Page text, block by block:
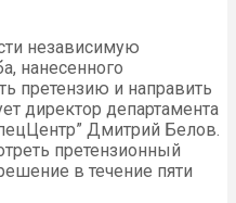
независимую
нанесенного
претензию и направить
директор департамента
Дмитрий Белов.
претензионный
в течение пяти